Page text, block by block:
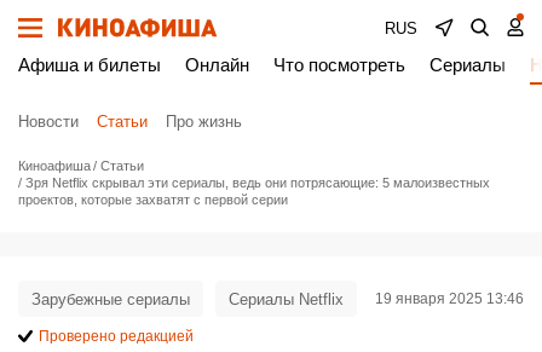
RUS
Афиша и билеты Онлайн Что посмотреть Сериалы
Новости Статьи Про жизнь
Киноафиша
Статьи
Зря Netflix скрывал эти сериалы, ведь они потрясающие: 5 малоизвестных
проектов, которые захватят с первой серии
Зарубежные сериалы Сериалы Netflix 19 января 2025 13:46
Проверено редакцией